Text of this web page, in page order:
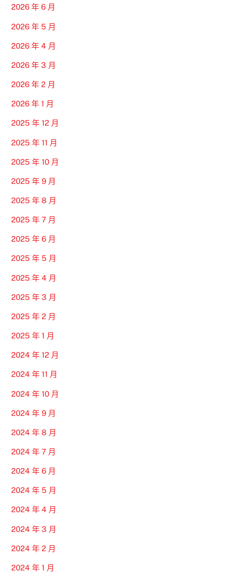
2026 年 6 月
2026 年 5 月
2026 年 4 月
2026 年 3 月
2026 年 2 月
2026 年 1 月
2025 年 12 月
2025 年 11 月
2025 年 10 月
2025 年 9 月
2025 年 8 月
2025 年 7 月
2025 年 6 月
2025 年 5 月
2025 年 4 月
2025 年 3 月
2025 年 2 月
2025 年 1 月
2024 年 12 月
2024 年 11 月
2024 年 10 月
2024 年 9 月
2024 年 8 月
2024 年 7 月
2024 年 6 月
2024 年 5 月
2024 年 4 月
2024 年 3 月
2024 年 2 月
2024 年 1 月